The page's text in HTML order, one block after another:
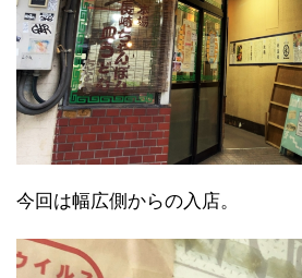
今回は幅広側からの入店。